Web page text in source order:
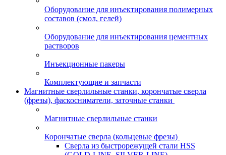
Оборудование для инъектирования полимерных
составов (смол, гелей)
Оборудование для инъектирования цементных
растворов
Инъекционные пакеры
Комплектующие и запчасти
Магнитные сверлильные станки, корончатые сверла
(фрезы), фаскосниматели, заточные станки
Магнитные сверлильные станки
Корончатые сверла (кольцевые фрезы)
Сверла из быстрорежущей стали HSS